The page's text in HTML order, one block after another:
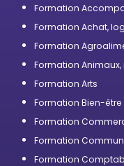
Formation
Formation Achat,
Formation
Formation Animaux,
Formation Arts
Formation Bien-être
Formation
Formation
Formation